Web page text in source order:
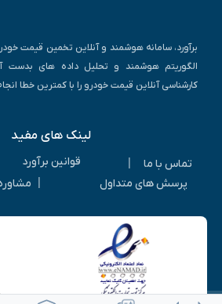
برآورد، سامانه هوشمند و آنلاین تخمین قیمت
الگوریتم هوشمند و تحلیل داده های بدست
کارشناسی آنلاین قیمت خودرو را با کمترین خطا
لینک های مفید
تماس با ما قوانین برآورد
پرسش های متداول